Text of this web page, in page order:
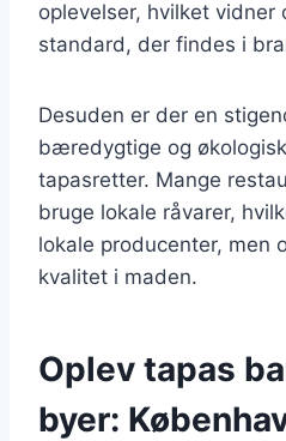
oplevelser, hvilket vidner
standard, der findes i
Desuden er der en
bæredygtige og
tapasretter. Mange
bruge lokale råvarer,
lokale producenter, men
kvalitet i maden.
Oplev tapas
byer: